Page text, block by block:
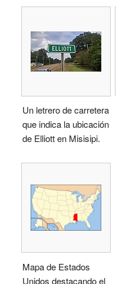
Un letrero de carretera
que indica la ubicación
de Elliott en Misisipi.
Mapa de Estados
Unidos destacando el